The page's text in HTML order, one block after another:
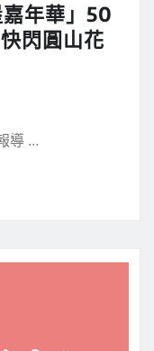
年華」50
閃圓山花
導 …